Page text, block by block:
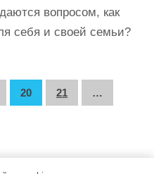
вопросом, как
себя и своей семьи?
20 21
…